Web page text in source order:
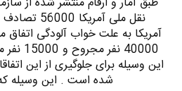
نقل ملی آمریکا
آمریکا به علت خواب آلودگی اتفاق
40000 نفر
این وسیله برای جلوگیری از این
شده است . این وسیله